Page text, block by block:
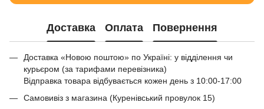
Доставка Оплата Повернення
Доставка «Новою поштою» по Україні: у відділення чи
курьєром (за тарифами перевізника)
Відправка товара відбувається кожен день з 10:00-17:00
Самовивіз з магазина (Куренівський провулок 15)